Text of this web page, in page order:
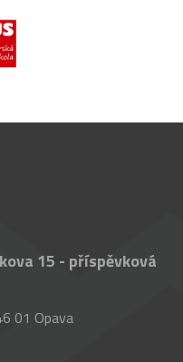
15 - příspěvková
01 Opava